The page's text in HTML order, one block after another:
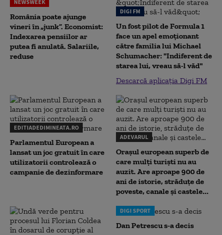
NEWSWEEK
România poate ajunge
vineri în „junk”. Economist:
Indexarea pensiilor ar
putea fi anulată. Salariile,
reduse
DIGI FM
Un fost pilot de Formula 1
face un apel emoționant
către familia lui Michael
Schumacher: "Indiferent de
starea lui, vreau să-l văd"
Descarcă aplicația Digi FM
EDITIADEDIMINEATA.RO
Parlamentul European a
lansat un joc gratuit în care
utilizatorii controlează o
campanie de dezinformare
ADEVARUL
Orașul european superb de
care mulți turiști nu au
auzit. Are aproape 900 de
ani de istorie, străduțe de
poveste, canale și castele...
DIGI SPORT
Dan Petrescu s-a decis